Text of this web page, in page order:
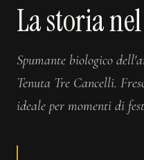
La storia
Spumante biologico
Tenuta Tre Cancelli.
ideale per momenti di